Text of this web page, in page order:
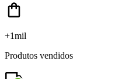
+1mil
Produtos vendidos